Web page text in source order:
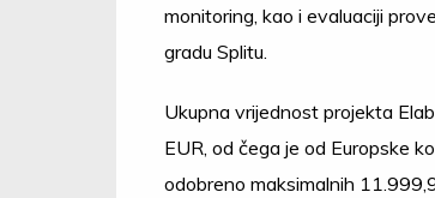
monitoring, kao i evaluaciji
gradu Splitu.
Ukupna vrijednost projekta
EUR, od čega je od Europske
odobreno maksimalnih